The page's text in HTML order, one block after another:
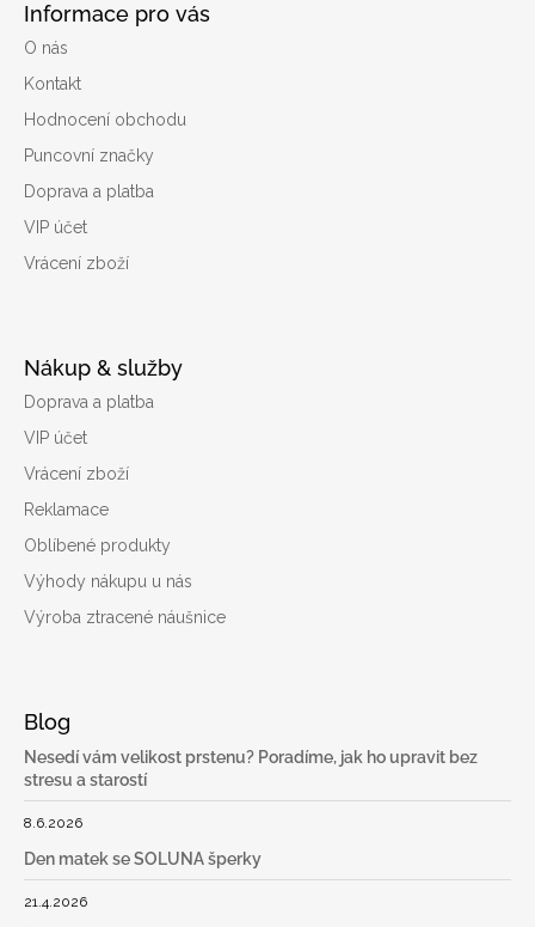
Informace pro vás
O nás
Kontakt
Hodnocení obchodu
Puncovní značky
Doprava a platba
VIP účet
Vrácení zboží
Nákup & služby
Doprava a platba
VIP účet
Vrácení zboží
Reklamace
Oblíbené produkty
Výhody nákupu u nás
Výroba ztracené náušnice
Blog
Nesedí vám velikost prstenu? Poradíme, jak ho upravit bez
stresu a starostí
8.6.2026
Den matek se SOLUNA šperky
21.4.2026